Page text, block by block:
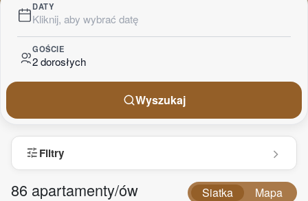
DATY
Kliknij, aby wybrać datę
GOŚCIE
2 dorosłych
Wyszukaj
tuneFiltry
86 apartamenty/ów Siatka Mapa